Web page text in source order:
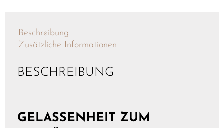
Beschreibung
Zusätzliche Informationen
BESCHREIBUNG
GELASSENHEIT ZUM